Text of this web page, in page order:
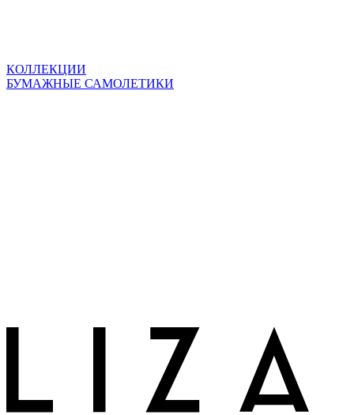
КОЛЛЕКЦИИ
БУМАЖНЫЕ САМОЛЕТИКИ